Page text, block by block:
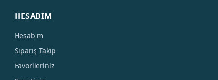
HESABIM
Hesabım
Sipariş Takip
Favorileriniz